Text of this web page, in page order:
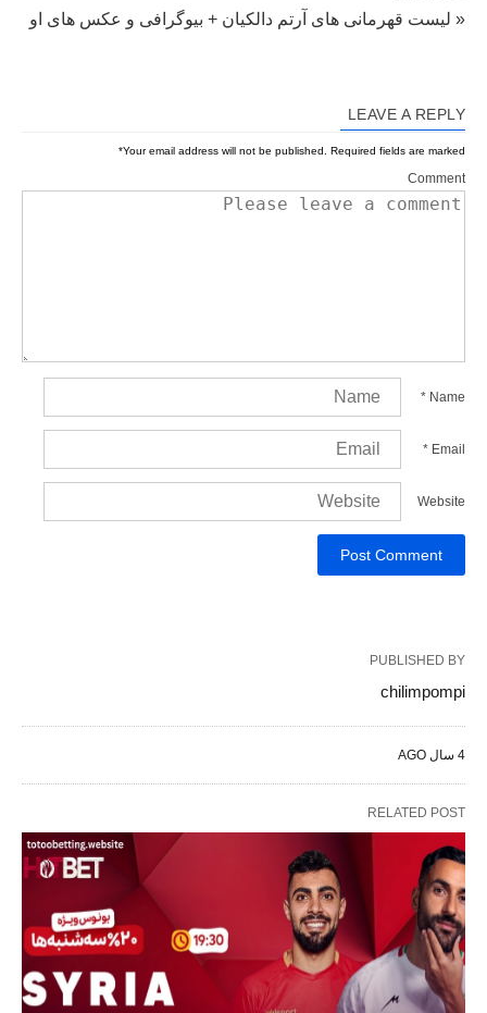
« لیست قهرمانی های آرتم دالکیان + بیوگرافی و عکس های او
LEAVE A REPLY
Your email address will not be published. Required fields are marked
*
Comment
Name
*
Email
*
Website
PUBLISHED BY
chilimpompi
4 سال AGO
RELATED POST